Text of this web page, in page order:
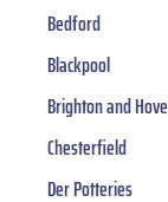
Bedford
Blackpool
Brighton and Hove
Chesterfield
Der Potteries